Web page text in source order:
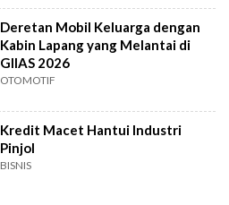
Deretan Mobil Keluarga dengan
Kabin Lapang yang Melantai di
GIIAS 2026
OTOMOTIF
Kredit Macet Hantui Industri
Pinjol
BISNIS